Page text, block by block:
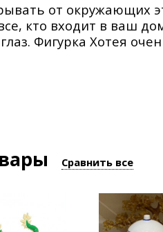
от окружающих
кто входит в ваш
Фигурка Хотея
Сравнить все